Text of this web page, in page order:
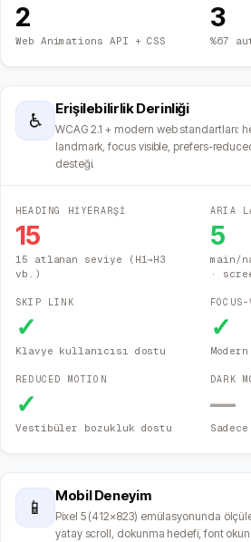
2
Web Animations API + CSS
3
%67
♿
Erişilebilirlik Derinliği
WCAG 2.1 + modern web standartları:
landmark, focus visible, prefers-
desteği.
HEADING HİYERARŞİ
15
15 atlanan seviye (H1→H3
vb.)
ARIA
5
main/
·
SKIP LINK
✓
Klavye kullanıcısı dostu
✓
REDUCED MOTION
✓
Vestibüler bozukluk dostu
DARK
—
📱
Mobil Deneyim
Pixel 5 (412×823) emülasyonunda
yatay scroll, dokunma hedefi, font